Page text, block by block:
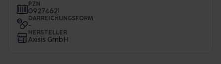
PZN
09274621
DARREICHUNGSFORM
-
HERSTELLER
Axisis GmbH